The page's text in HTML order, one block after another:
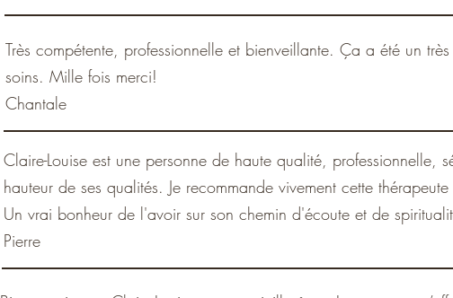
Très compétente, professionnelle et bienveillante. Ça a été un
soins. Mille fois merci!
Chantale
Claire-Louise est une personne de haute qualité, professionnelle,
hauteur de ses qualités. Je recommande vivement cette thérapeute
Un vrai bonheur de l'avoir sur son chemin d'écoute et de
Pierre